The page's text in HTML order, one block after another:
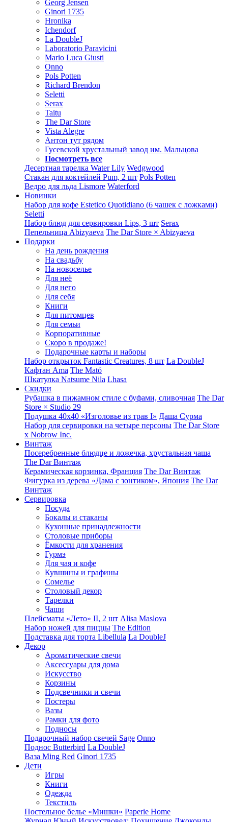
Georg Jensen
Ginori 1735
Hronika
Ichendorf
La DoubleJ
Laboratorio Paravicini
Mario Luca Giusti
Onno
Pols Potten
Richard Brendon
Seletti
Serax
Taitu
The Dar Store
Vista Alegre
Антон тут рядом
Гусевской хрустальный завод им. Мальцова
Посмотреть все
Десертная тарелка Water Lily Wedgwood
Стакан для коктейлей Pum, 2 шт Pols Potten
Ведро для льда Lismore Waterford
Новинки
Набор для кофе Estetico Quotidiano (6 чашек с ложками)
Seletti
Набор блюд для сервировки Lips, 3 шт Serax
Пепельница Abizyaeva The Dar Store × Abizyaeva
Подарки
На день рождения
На свадьбу
На новоселье
Для неё
Для него
Для себя
Книги
Для питомцев
Для семьи
Корпоративные
Скоро в продаже!
Подарочные карты и наборы
Набор открыток Fantastic Creatures, 8 шт La DoubleJ
Кафтан Ama The Mató
Шкатулка Natsume Nila Lhasa
Скидки
Рубашка в пижамном стиле с буфами, сливочная The Dar
Store × Studio 29
Подушка 40x40 «Изголовье из трав I» Даша Сурма
Набор для сервировки на четыре персоны The Dar Store
х Nobrow Inc.
Винтаж
Посеребренные блюдце и ложечка, хрустальная чаша
The Dar Винтаж
Керамическая корзинка, Франция The Dar Винтаж
Фигурка из дерева «Дама с зонтиком», Япония The Dar
Винтаж
Сервировка
Посуда
Бокалы и стаканы
Кухонные принадлежности
Столовые приборы
Ëмкости для хранения
Гурмэ
Для чая и кофе
Кувшины и графины
Сомелье
Столовый декор
Тарелки
Чаши
Плейсматы «Лето» II, 2 шт Alisa Maslova
Набор ножей для пиццы The Edition
Подставка для торта Libellula La DoubleJ
Декор
Ароматические свечи
Аксессуары для дома
Искусство
Корзины
Подсвечники и свечи
Постеры
Вазы
Рамки для фото
Подносы
Подарочный набор свечей Sage Onno
Поднос Butterbird La DoubleJ
Ваза Ming Red Ginori 1735
Дети
Игры
Книги
Одежда
Текстиль
Постельное белье «Мишки» Paperie Home